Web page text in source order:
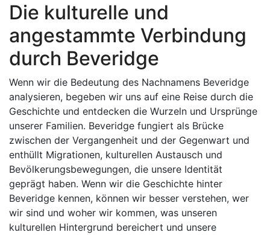
Die kulturelle und
angestammte Verbindung
durch Beveridge
Wenn wir die Bedeutung des Nachnamens Beveridge
analysieren, begeben wir uns auf eine Reise durch die
Geschichte und entdecken die Wurzeln und Ursprünge
unserer Familien. Beveridge fungiert als Brücke
zwischen der Vergangenheit und der Gegenwart und
enthüllt Migrationen, kulturellen Austausch und
Bevölkerungsbewegungen, die unsere Identität
geprägt haben. Wenn wir die Geschichte hinter
Beveridge kennen, können wir besser verstehen, wer
wir sind und woher wir kommen, was unseren
kulturellen Hintergrund bereichert und unsere